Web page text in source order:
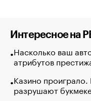
Интересное на
Насколько ваш
атрибутов
Казино
разрушают